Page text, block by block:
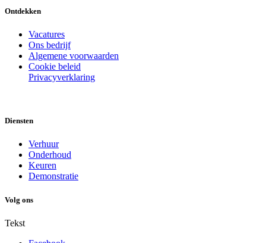
Ontdekken
Vacatures
Ons bedrijf
Algemene voorwaarden
Cookie beleid
Privacyverklaring
Diensten
Verhuur
Onderhoud
Keuren
Demonstratie
Volg ons
Tekst